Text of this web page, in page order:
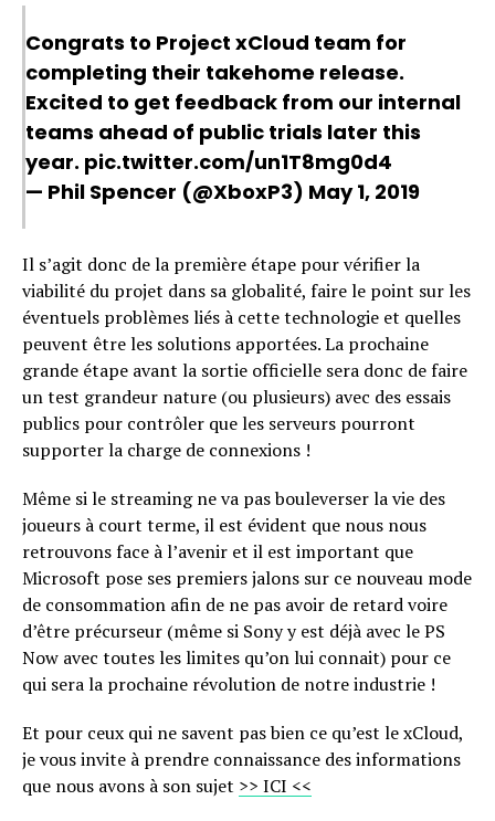
Congrats to Project xCloud team for
completing their takehome release.
Excited to get feedback from our internal
teams ahead of public trials later this
year. pic.twitter.com/un1T8mg0d4
— Phil Spencer (@XboxP3) May 1, 2019
Il s’agit donc de la première étape pour vérifier la
viabilité du projet dans sa globalité, faire le point sur les
éventuels problèmes liés à cette technologie et quelles
peuvent être les solutions apportées. La prochaine
grande étape avant la sortie officielle sera donc de faire
un test grandeur nature (ou plusieurs) avec des essais
publics pour contrôler que les serveurs pourront
supporter la charge de connexions !
Même si le streaming ne va pas bouleverser la vie des
joueurs à court terme, il est évident que nous nous
retrouvons face à l’avenir et il est important que
Microsoft pose ses premiers jalons sur ce nouveau mode
de consommation afin de ne pas avoir de retard voire
d’être précurseur (même si Sony y est déjà avec le PS
Now avec toutes les limites qu’on lui connait) pour ce
qui sera la prochaine révolution de notre industrie !
Et pour ceux qui ne savent pas bien ce qu’est le xCloud,
je vous invite à prendre connaissance des informations
que nous avons à son sujet >> ICI <<